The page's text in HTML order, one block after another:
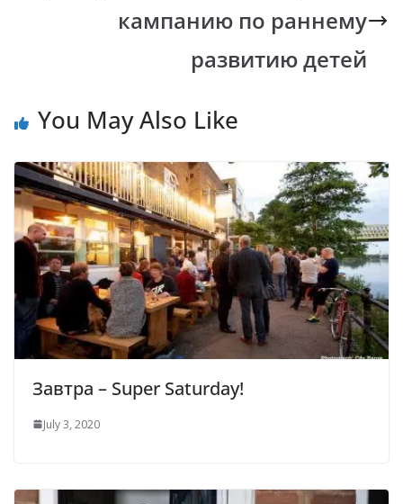
кампанию по раннему
развитию детей
You May Also Like
Завтра – Super Saturday!
July 3, 2020